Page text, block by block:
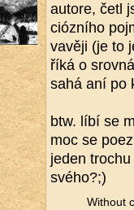
au­to­re, četl
ciózního
va­vě­ji (je to
říká o
sa­há aní po
btw. líbí se
moc se
jeden
svého?;)
Wi­thout